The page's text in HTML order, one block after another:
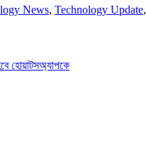
News, Technology Update,
হোয়াটসঅ্যাপকে